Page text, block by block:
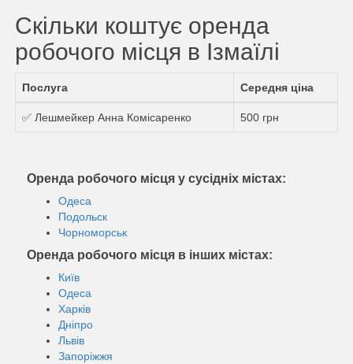
Скільки коштує оренда
робочого місця в Ізмаїлі
Послуга Середня ціна
✅ Лешмейкер Анна Комісаренко 500 грн
Оренда робочого місця у сусідніх містах:
Одеса
Подольск
Чорноморськ
Оренда робочого місця в інших містах:
Київ
Одеса
Харків
Дніпро
Львів
Запоріжжя